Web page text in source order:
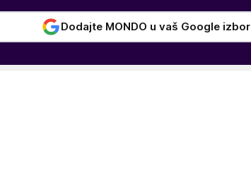
Dodajte MONDO u vaš Google izbor